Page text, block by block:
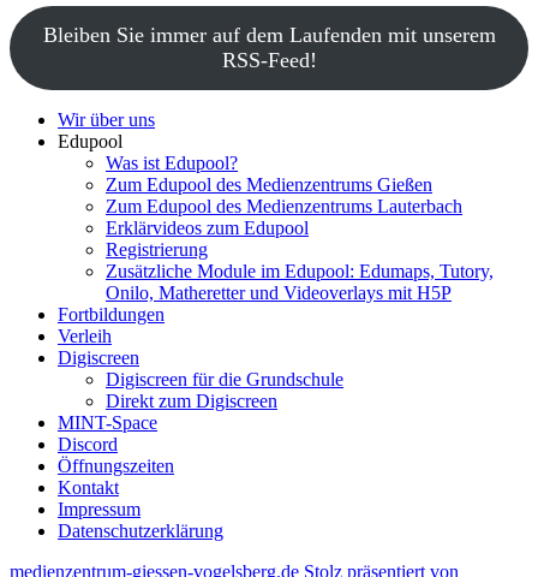
Bleiben Sie immer auf dem Laufenden mit unserem
RSS-Feed!
Wir über uns
Edupool
Was ist Edupool?
Zum Edupool des Medienzentrums Gießen
Zum Edupool des Medienzentrums Lauterbach
Erklärvideos zum Edupool
Registrierung
Zusätzliche Module im Edupool: Edumaps, Tutory,
Onilo, Matheretter und Videoverlays mit H5P
Fortbildungen
Verleih
Digiscreen
Digiscreen für die Grundschule
Direkt zum Digiscreen
MINT-Space
Discord
Öffnungszeiten
Kontakt
Impressum
Datenschutzerklärung
medienzentrum-giessen-vogelsberg.de Stolz präsentiert von